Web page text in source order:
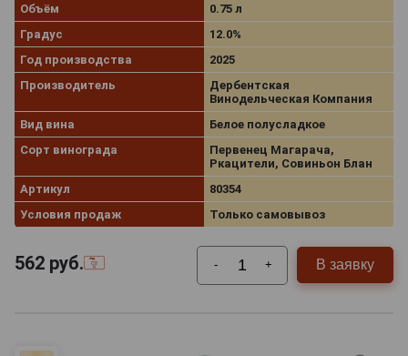
Объём
0.75 л
Градус
12.0%
Год производства
2025
Производитель
Дербентская
Винодельческая Компания
Вид вина
Белое полусладкое
Сорт винограда
Первенец Магарача,
Ркацители, Совиньон Блан
Артикул
80354
Условия продаж
Только самовывоз
562 руб. - + В заявку